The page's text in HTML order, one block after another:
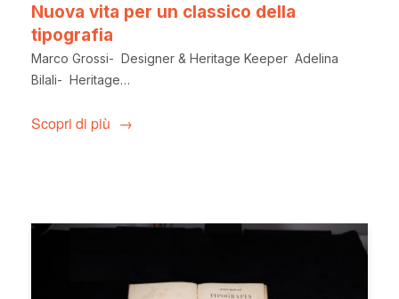
Nuova vita per un classico della
tipografia
Marco Grossi- Designer & Heritage Keeper Adelina
Bilali- Heritage…
Scopri di più